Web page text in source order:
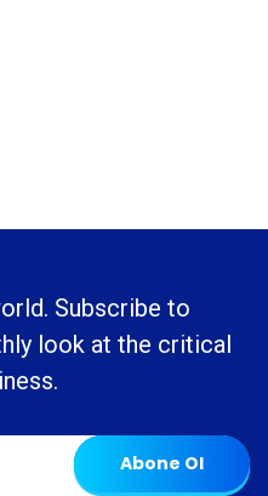
Subscribe to
look at the critical
Abone Ol